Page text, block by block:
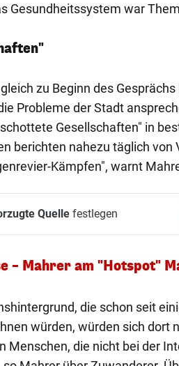
Gesundheitssystem war
zu Beginn des Gesprächs
Probleme der Stadt
Gesellschaften" in
berichten nahezu täglich von
Kämpfen", warnt
Quellefestlegen
– Mahrer am "Hotspot"
die schon seit
würden, würden sich dort
Menschen, die nicht bei der